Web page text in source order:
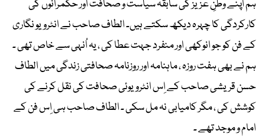
ہم اپنے وطنِ عزیز کی سابقہ سیاست و صحافت اور حکمرانوں کی
کارکردگی کا چہرہ دیکھ سکتے ہیں۔ الطاف صاحب نے انٹرویو نگاری
کے فن کو جو انوکھی اور منفرد جہت عطا کی ، یہ اُنہی سے خاص تھی ۔
ہم نے بھی ہفت روزہ ، ماہنامہ اور روزنامہ صحافتی زندگی میں الطاف
حسن قریشی صاحب کے اِس انٹرویوئی صحافت کی نقل کرنے کی
کوشش کی ، مگر کامیابی نہ مل سکی ۔ الطاف صاحب ہی اِس فن کے
امام و موجد تھے ۔